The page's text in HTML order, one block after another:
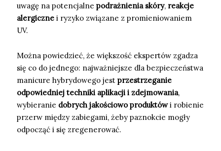
uwagę na potencjalne podrażnienia skóry, reakcje
alergiczne i ryzyko związane z promieniowaniem
UV.
Można powiedzieć, że większość ekspertów zgadza
się co do jednego: najważniejsze dla bezpieczeństwa
manicure hybrydowego jest przestrzeganie
odpowiedniej techniki aplikacji i zdejmowania,
wybieranie dobrych jakościowo produktówi robienie
przerw między zabiegami, żeby paznokcie mogły
odpocząć i się zregenerować.